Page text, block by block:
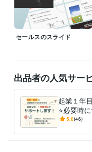
デザイナー / Webデザイナー
デザイナー / 企画書・資料
クリエイター / 動画クリエイ
クリエイター / ライター・編
受賞歴
ココナラ開始半年で、WEB
度（20周年記念）ITCイース
報酬ランキング総合
売上ランキング県1位 ラン
ング県3位 ランサーズ　
資格・検定
作業療法士 取得年 : 2000
セールスのスライド
出品者の人気サー
起業１年
⭐必要時
「ちょっ
応えます
5.0(46)